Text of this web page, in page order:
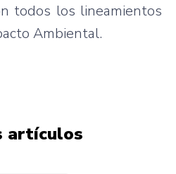
todos los lineamientos
Ambiental.
artículos